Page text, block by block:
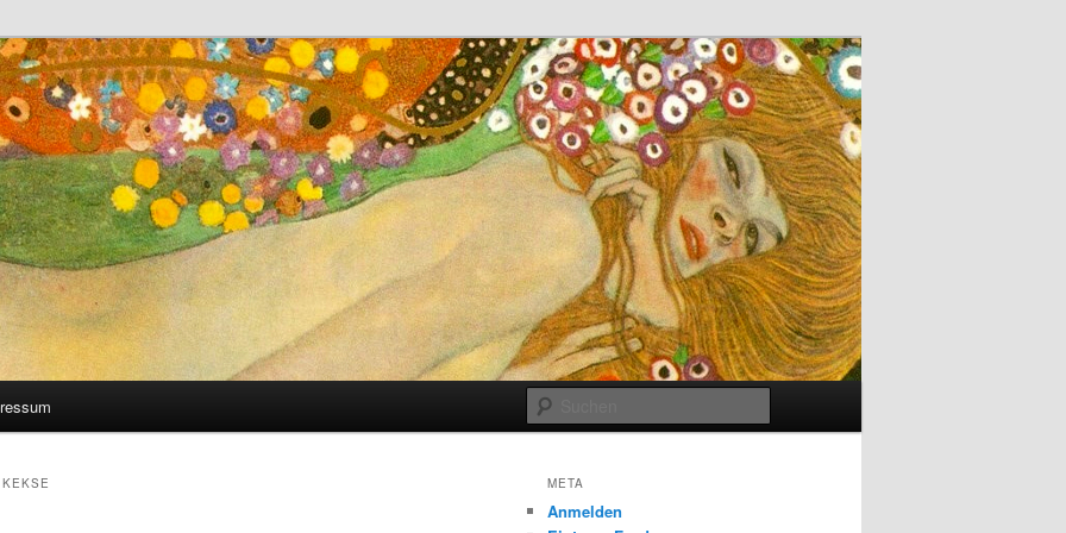
selber machen kann
META
Anmelden